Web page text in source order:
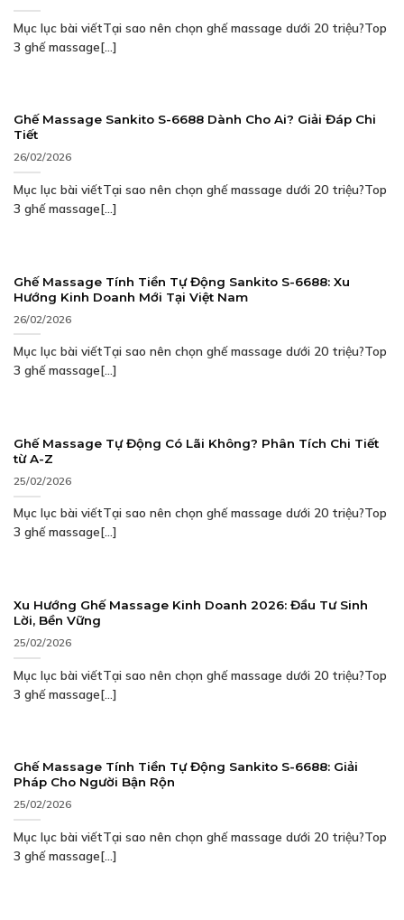
Mục lục bài viếtTại sao nên chọn ghế massage dưới 20 triệu?Top
3 ghế massage[...]
Ghế Massage Sankito S-6688 Dành Cho Ai? Giải Đáp Chi
Tiết
26/02/2026
Mục lục bài viếtTại sao nên chọn ghế massage dưới 20 triệu?Top
3 ghế massage[...]
Ghế Massage Tính Tiền Tự Động Sankito S-6688: Xu
Hướng Kinh Doanh Mới Tại Việt Nam
26/02/2026
Mục lục bài viếtTại sao nên chọn ghế massage dưới 20 triệu?Top
3 ghế massage[...]
Ghế Massage Tự Động Có Lãi Không? Phân Tích Chi Tiết
từ A-Z
25/02/2026
Mục lục bài viếtTại sao nên chọn ghế massage dưới 20 triệu?Top
3 ghế massage[...]
Xu Hướng Ghế Massage Kinh Doanh 2026: Đầu Tư Sinh
Lời, Bền Vững
25/02/2026
Mục lục bài viếtTại sao nên chọn ghế massage dưới 20 triệu?Top
3 ghế massage[...]
Ghế Massage Tính Tiền Tự Động Sankito S-6688: Giải
Pháp Cho Người Bận Rộn
25/02/2026
Mục lục bài viếtTại sao nên chọn ghế massage dưới 20 triệu?Top
3 ghế massage[...]